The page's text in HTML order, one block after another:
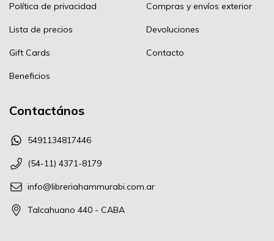
Política de privacidad
Lista de precios
Gift Cards
Beneficios
Compras y envíos exterior
Devoluciones
Contacto
Contactános
5491134817446
(54-11) 4371-8179
info@libreriahammurabi.com.ar
Talcahuano 440 - CABA